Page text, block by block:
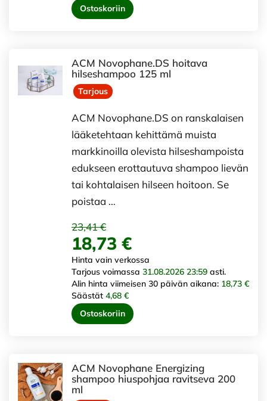
Ostoskoriin
ACM Novophane.DS hoitava
hilseshampoo 125 ml
Tarjous
ACM Novophane.DS on ranskalaisen
lääketehtaan kehittämä muista
markkinoilla olevista hilseshampoista
edukseen erottautuva shampoo lievän
tai kohtalaisen hilseen hoitoon. Se
poistaa …
23,41 €
18,73 €
Hinta vain verkossa
Tarjous voimassa 31.08.2026 23:59 asti.
Alin hinta viimeisen 30 päivän aikana: 18,73 €
Säästät 4,68 €
Ostoskoriin
ACM Novophane Energizing
shampoo hiuspohjaa ravitseva 200
ml